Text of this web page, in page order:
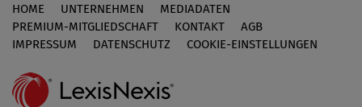
Footer
HOME UNTERNEHMEN
MEDIADATEN
PREMIUM-MITGLIEDSCHAFT
KONTAKT
AGB
IMPRESSUM
DATENSCHUTZ COOKIE-EINSTELLUNGEN